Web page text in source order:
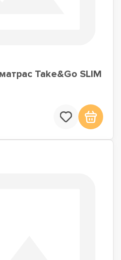
Take&Go SLIM